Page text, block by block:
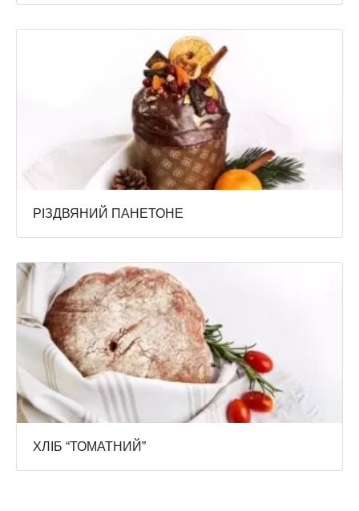
РІЗДВЯНИЙ ПАНЕТОНЕ
ХЛІБ “ТОМАТНИЙ”